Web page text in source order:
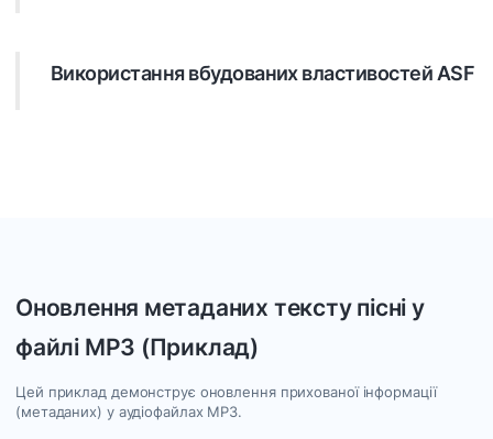
ефективно знаходити та обробляти будь-які приховані
дані, розміщені у бізнес‑файлах.
Використання вбудованих властивостей ASF
Оновлення метаданих тексту пісні у
файлі MP3 (Приклад)
Цей приклад демонструє оновлення прихованої інформації
(метаданих) у аудіофайлах MP3.